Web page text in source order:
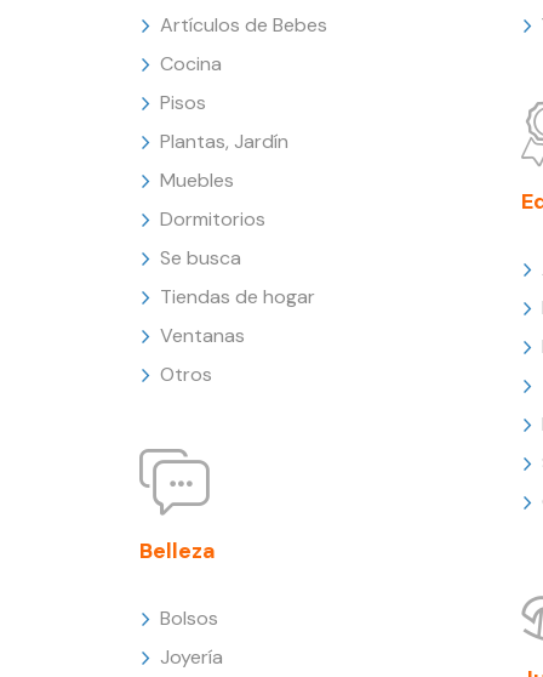
Artículos de Bebes
Cocina
Pisos
Plantas, Jardín
Muebles
Dormitorios
Se busca
Tiendas de hogar
Ventanas
Otros
Belleza
Bolsos
Joyería